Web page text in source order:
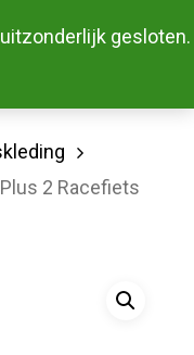
gesloten.
Menu
2 Racefiets
Menu